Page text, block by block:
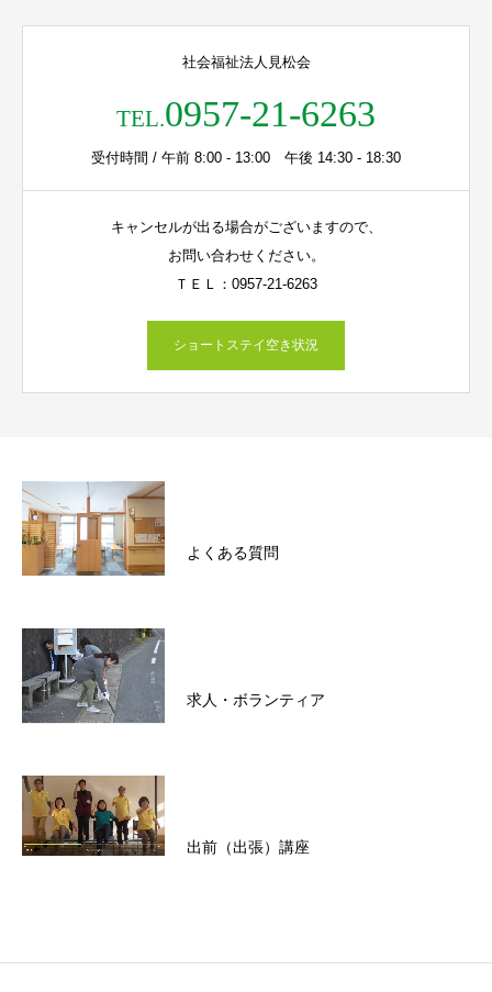
社会福祉法人見松会
TEL.0957-21-6263
受付時間 / 午前 8:00 - 13:00 午後 14:30 - 18:30
キャンセルが出る場合がございますので、
お問い合わせください。
ＴＥＬ：0957-21-6263
ショートステイ空き状況
よくある質問
求人・ボランティア
出前（出張）講座